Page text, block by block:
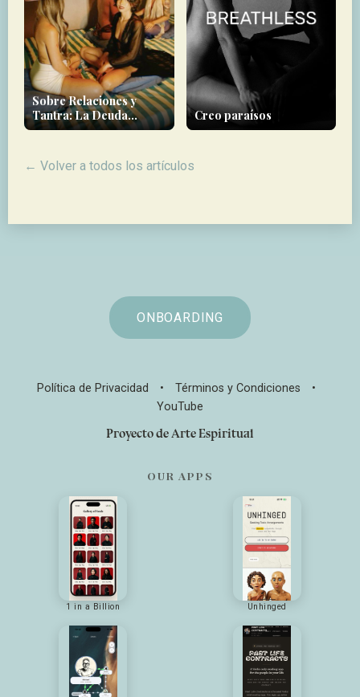
Sobre Relaciones y
Tantra: La Deuda
Energética que Cargas
Creo paraísos
← Volver a todos los artículos
ONBOARDING
Política de Privacidad • Términos y Condiciones
•
YouTube
Proyecto de Arte Espiritual
OUR APPS
1 in a Billion Unhinged